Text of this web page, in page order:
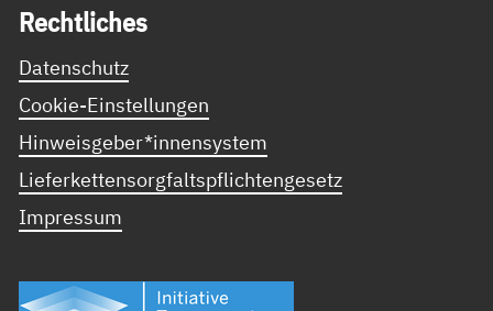
Recht­li­ches
Datenschutz
Cookie-Einstellungen
Hinweisgeber*innensystem
Lieferkettensorgfaltspflichtengesetz
Impressum